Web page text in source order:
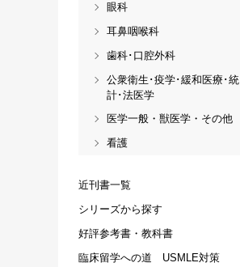
眼科
耳鼻咽喉科
歯科･口腔外科
公衆衛生･疫学･緩和医療･統
計･法医学
医学一般・獣医学・その他
看護
近刊書一覧
シリーズから探す
好評参考書・教科書
臨床留学への道 USMLE対策